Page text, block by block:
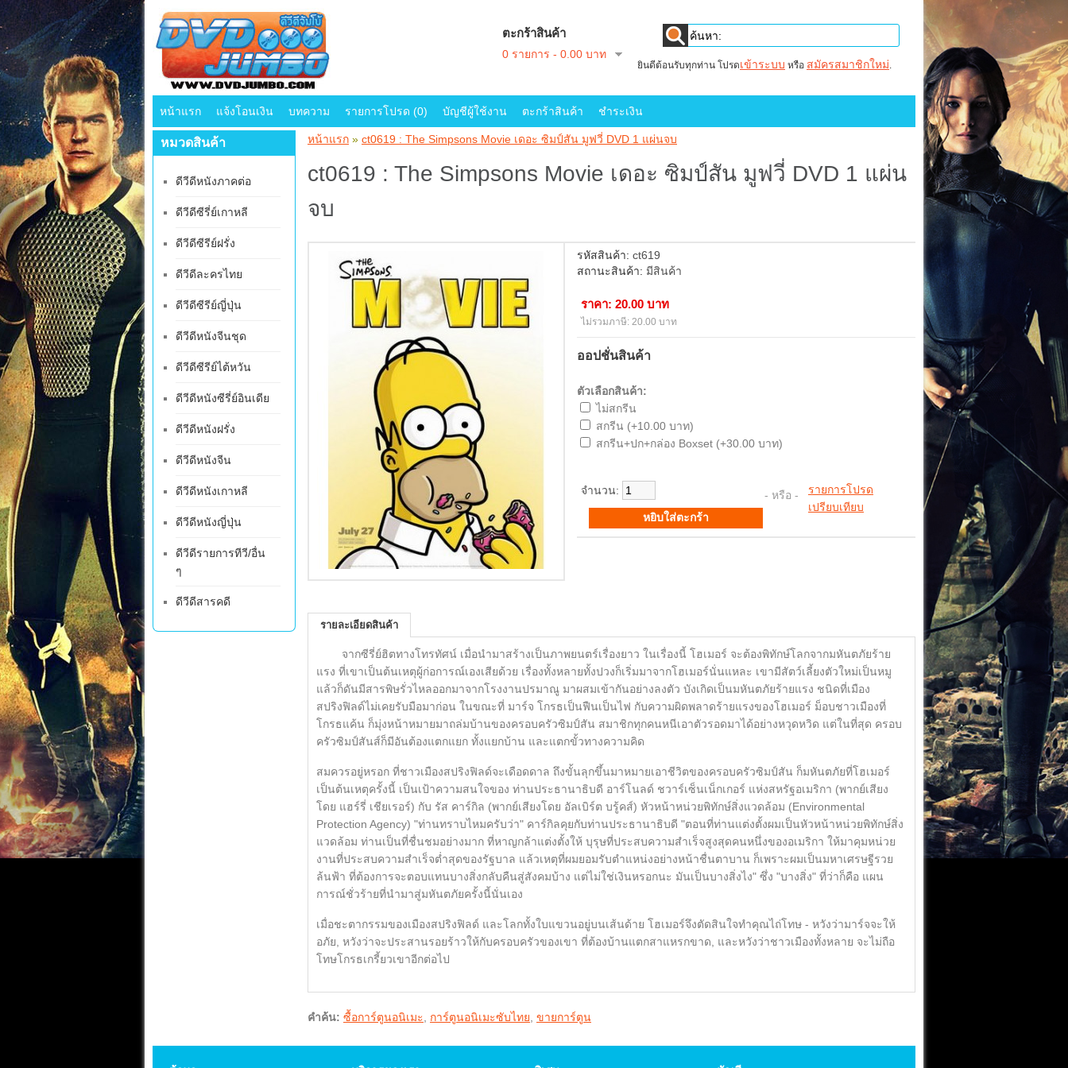
ตะกร้าสินค้า
0 รายการ - 0.00 บาท
ยินดีต้อนรับทุกท่าน โปรดเข้าระบบ หรือ สมัครสมาชิกใหม่.
หน้าแรก แจ้งโอนเงิน บทความ รายการโปรด (0) บัญชีผู้ใช้งาน ตะกร้าสินค้า ชำระเงิน
หมวดสินค้า
ดีวีดีหนังภาคต่อ
ดีวีดีซีรี่ย์เกาหลี
ดีวีดีซีรีย์ฝรั่ง
ดีวีดีละครไทย
ดีวีดีซีรีย์ญี่ปุ่น
ดีวีดีหนังจีนชุด
ดีวีดีซีรีย์ไต้หวัน
ดีวีดีหนังซีรี่ย์อินเดีย
ดีวีดีหนังฝรั่ง
ดีวีดีหนังจีน
ดีวีดีหนังเกาหลี
ดีวีดีหนังญี่ปุ่น
ดีวีดีรายการทีวี/อื่น
ๆ
ดีวีดีสารคดี
หน้าแรก » ct0619 : The Simpsons Movie เดอะ ซิมป์สัน มูฟวี่ DVD 1 แผ่นจบ
ct0619 : The Simpsons Movie เดอะ ซิมป์สัน มูฟวี่ DVD 1 แผ่น
จบ
รหัสสินค้า: ct619
สถานะสินค้า: มีสินค้า
ราคา: 20.00 บาท
ไม่รวมภาษี: 20.00 บาท
ออปชั่นสินค้า
ตัวเลือกสินค้า:
ไม่สกรีน
สกรีน (+10.00 บาท)
สกรีน+ปก+กล่อง Boxset (+30.00 บาท)
จำนวน: - หรือ - รายการโปรด
เปรียบเทียบ
รายละเอียดสินค้า
จากซีรี่ย์ฮิตทางโทรทัศน์ เมื่อนำมาสร้างเป็นภาพยนตร์เรื่องยาว ในเรื่องนี้ โฮเมอร์ จะต้องพิทักษ์โลกจากมหันตภัยร้าย
แรง ที่เขาเป็นต้นเหตุผู้ก่อการณ์เองเสียด้วย เรื่องทั้งหลายทั้งปวงก็เริ่มมาจากโฮเมอร์นั่นแหละ เขามีสัตว์เลี้ยงตัวใหม่เป็นหมู
แล้วก็ดันมีสารพิษรั่วไหลออกมาจากโรงงานปรมาณู มาผสมเข้ากันอย่างลงตัว บังเกิดเป็นมหันตภัยร้ายแรง ชนิดที่เมือง
สปริงฟิลด์ไม่เคยรับมือมาก่อน ในขณะที่ มาร์จ โกรธเป็นฟืนเป็นไฟ กับความผิดพลาดร้ายแรงของโฮเมอร์ ม็อบชาวเมืองที่
โกรธแค้น ก็มุ่งหน้าหมายมาถล่มบ้านของครอบครัวซิมป์สัน สมาชิกทุกคนหนีเอาตัวรอดมาได้อย่างหวุดหวิด แต่ในที่สุด ครอบ
ครัวซิมป์สันส์ก็มีอันต้องแตกแยก ทั้งแยกบ้าน และแตกขั้วทางความคิด
สมควรอยู่หรอก ที่ชาวเมืองสปริงฟิลด์จะเดือดดาล ถึงขั้นลุกขึ้นมาหมายเอาชีวิตของครอบครัวซิมป์สัน ก็มหันตภัยที่โฮเมอร์
เป็นต้นเหตุครั้งนี้ เป็นเป้าความสนใจของ ท่านประธานาธิบดี อาร์โนลด์ ชวาร์เซ็นเน็กเกอร์ แห่งสหรัฐอเมริกา (พากย์เสียง
โดย แฮร์รี่ เชียเรอร์) กับ รัส คาร์กิล (พากย์เสียงโดย อัลเบิร์ต บรู้คส์) หัวหน้าหน่วยพิทักษ์สิ่งแวดล้อม (Environmental
Protection Agency) "ท่านทราบไหมครับว่า" คาร์กิลคุยกับท่านประธานาธิบดี "ตอนที่ท่านแต่งตั้งผมเป็นหัวหน้าหน่วยพิทักษ์สิ่ง
แวดล้อม ท่านเป็นที่ชื่นชมอย่างมาก ที่หาญกล้าแต่งตั้งให้ บุรุษที่ประสบความสำเร็จสูงสุดคนหนึ่งของอเมริกา ให้มาคุมหน่วย
งานที่ประสบความสำเร็จต่ำสุดของรัฐบาล แล้วเหตุที่ผมยอมรับตำแหน่งอย่างหน้าชื่นตาบาน ก็เพราะผมเป็นมหาเศรษฐีรวย
ล้นฟ้า ที่ต้องการจะตอบแทนบางสิ่งกลับคืนสู่สังคมบ้าง แต่ไม่ใช่เงินหรอกนะ มันเป็นบางสิ่งไง" ซึ่ง "บางสิ่ง" ที่ว่าก็คือ แผน
การณ์ชั่วร้ายที่นำมาสู่มหันตภัยครั้งนี้นั่นเอง
เมื่อชะตากรรมของเมืองสปริงฟิลด์ และโลกทั้งใบแขวนอยู่บนเส้นด้าย โฮเมอร์จึงตัดสินใจทำคุณไถ่โทษ - หวังว่ามาร์จจะให้
อภัย, หวังว่าจะประสานรอยร้าวให้กับครอบครัวของเขา ที่ต้องบ้านแตกสาแหรกขาด, และหวังว่าชาวเมืองทั้งหลาย จะไม่ถือ
โทษโกรธเกรี้ยวเขาอีกต่อไป
คำค้น: ซื้อการ์ตูนอนิเมะ การ์ตูนอนิเมะซับไทย ขายการ์ตูน